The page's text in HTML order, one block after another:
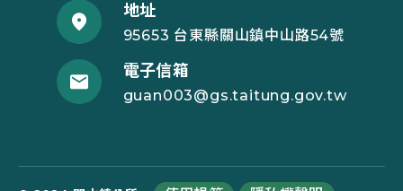
地址
95653 台東縣關山鎮中山路54號
電子信箱
guan003@gs.taitung.gov.tw